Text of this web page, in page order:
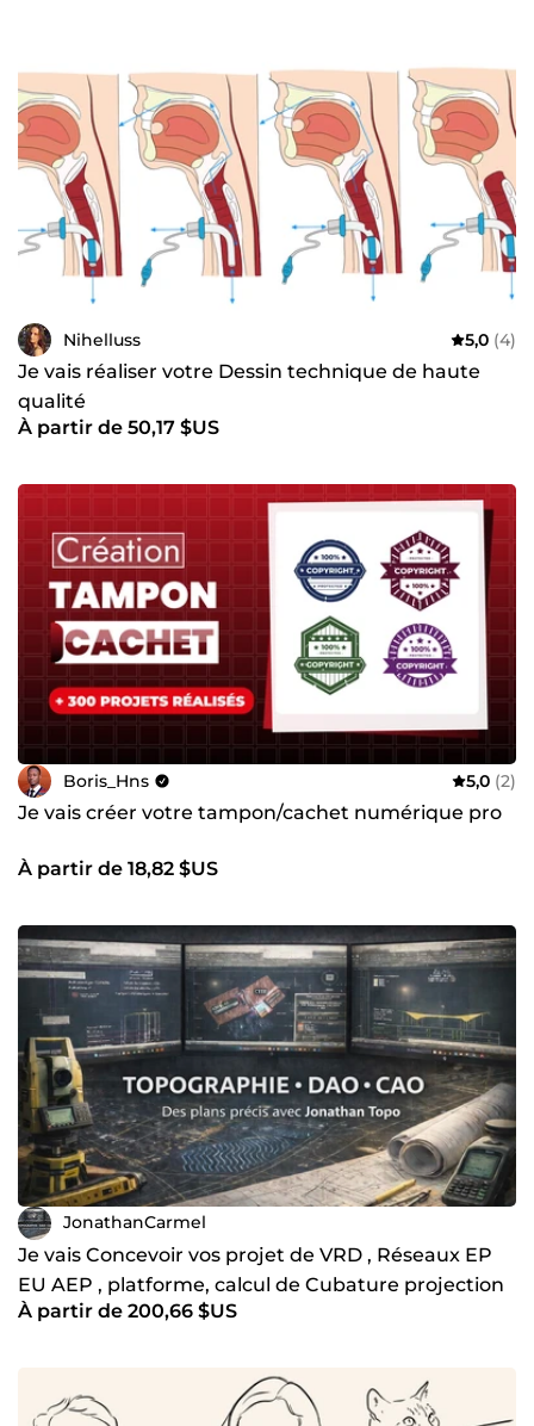
Nihelluss 5,0 (4)
Je vais réaliser votre Dessin technique de haute
qualité
À partir de 50,17 $US
Boris_Hns 5,0 (2)
Je vais créer votre tampon/cachet numérique pro
À partir de 18,82 $US
JonathanCarmel
Je vais Concevoir vos projet de VRD , Réseaux EP
EU AEP , platforme, calcul de Cubature projection
routière
À partir de 200,66 $US